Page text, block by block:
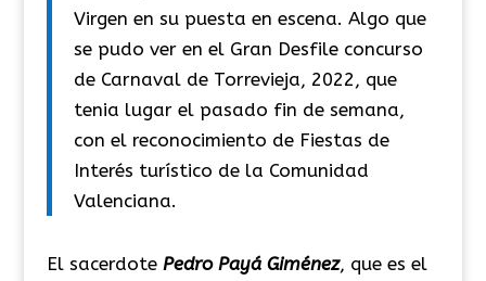
Virgen en su puesta en escena. Algo que
se pudo ver en el Gran Desfile concurso
de Carnaval de Torrevieja, 2022, que
tenia lugar el pasado fin de semana,
con el reconocimiento de Fiestas de
Interés turístico de la Comunidad
Valenciana.
El sacerdote Pedro Payá Giménez, que es el